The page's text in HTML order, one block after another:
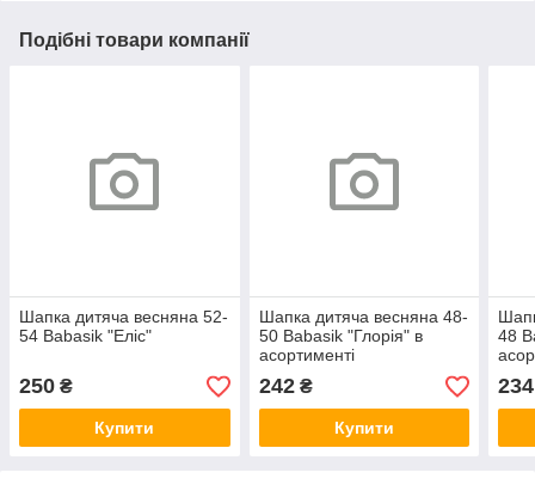
Подібні товари компанії
Шапка дитяча весняна 52-
54 Babasik "Еліс"
250 ₴
Купити
Шапка дитяча весняна 48-
50 Babasik "Глорія" в
асортименті
242₴
Купити
48
234